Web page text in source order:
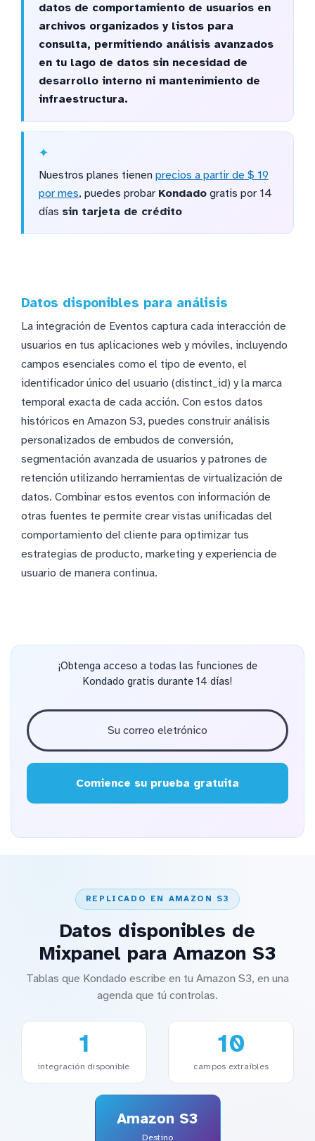
datos de comportamiento de usuarios en
archivos organizados y listos para
consulta, permitiendo análisis avanzados
en tu lago de datos sin necesidad de
desarrollo interno ni mantenimiento de
infraestructura.
Nuestros planes tienen precios a partir de $ 19
por mes, puedes probar Kondadogratis por 14
días sin tarjeta de crédito
Datos disponibles para análisis
La integración de Eventos captura cada interacción de
usuarios en tus aplicaciones web y móviles, incluyendo
campos esenciales como el tipo de evento, el
identificador único del usuario (distinct_id) y la marca
temporal exacta de cada acción. Con estos datos
históricos en Amazon S3, puedes construir análisis
personalizados de embudos de conversión,
segmentación avanzada de usuarios y patrones de
retención utilizando herramientas de virtualización de
datos. Combinar estos eventos con información de
otras fuentes te permite crear vistas unificadas del
comportamiento del cliente para optimizar tus
estrategias de producto, marketing y experiencia de
usuario de manera continua.
¡Obtenga acceso a todas las funciones de
Kondado gratis durante 14 días!
Comience su prueba gratuita
REPLICADO EN AMAZON S3
Datos disponibles de
Mixpanel para Amazon S3
Tablas que Kondado escribe en tu Amazon S3, en una
agenda que tú controlas.
1
integración disponible
10
campos extraíbles
Amazon S3
Destino